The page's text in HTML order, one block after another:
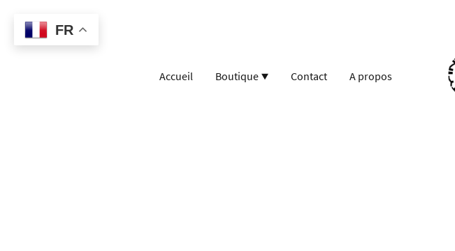
Accueil Boutique Contact A propos
FR